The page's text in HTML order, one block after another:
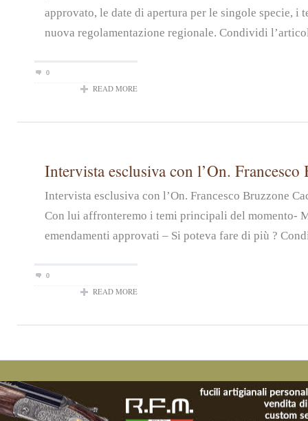
approvato, le date di apertura per le singole specie, i
nuova regolamentazione regionale. Condividi
0
READ MORE
Intervista esclusiva con l’On. Francesco
Intervista esclusiva con l’On. Francesco Bruzzone
Con lui affronteremo i temi principali del momento-
emendamenti approvati – Si poteva fare di più ?
0
READ MORE